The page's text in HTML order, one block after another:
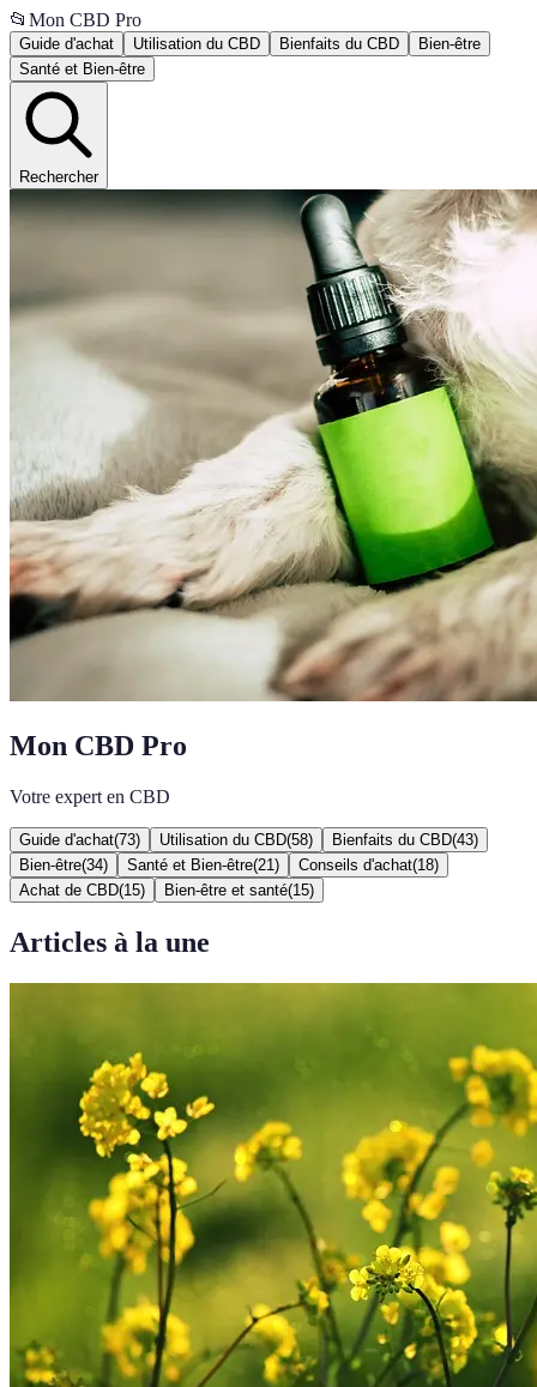
📂 Mon CBD Pro
Guide d'achat Utilisation du CBD Bienfaits du CBD
Bien-être
Santé et Bien-être
Rechercher
Mon CBD Pro
Votre expert en CBD
Guide d'achat(73) Utilisation du CBD(58) Bienfaits du CBD(43)
Bien-être(34) Santé et Bien-être(21 ) Conseils d'achat(18)
Achat de CBD(15) Bien-être et santé(15)
Articles à la une